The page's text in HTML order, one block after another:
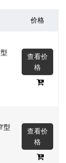
价格
查看价
格
型
查看价
格